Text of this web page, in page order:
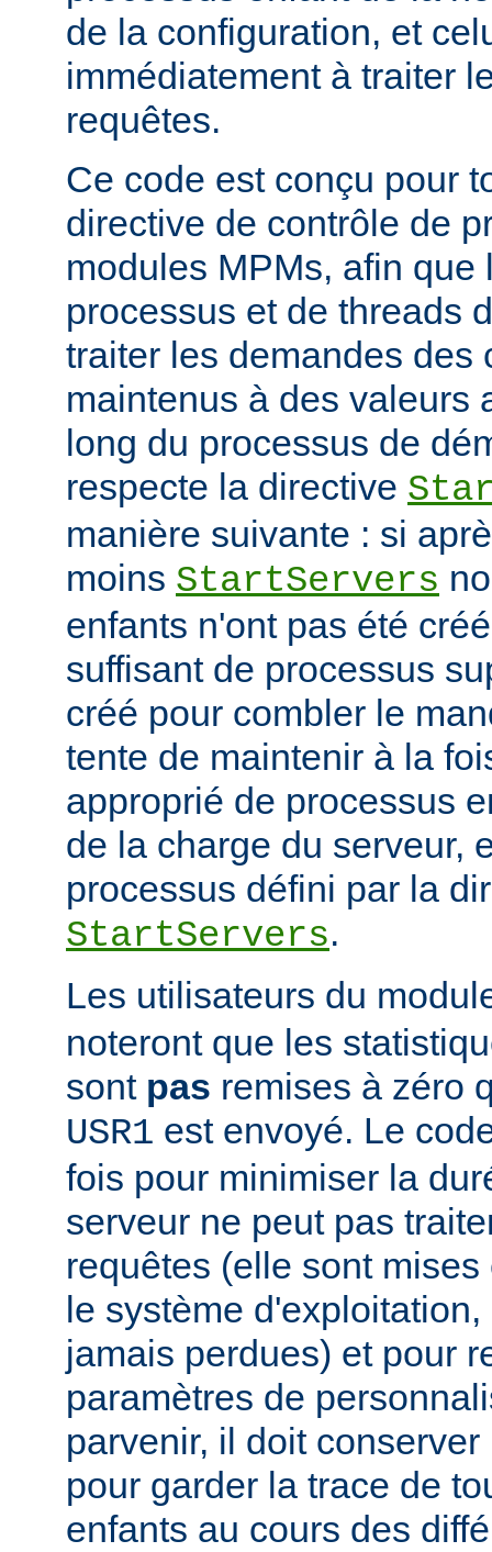
de la configuration, et
immédiatement à traiter
requêtes.
Ce code est conçu pour
directive de contrôle de
modules MPMs, afin que
processus et de threads
traiter les demandes des
maintenus à des valeurs
long du processus de
respecte la directive
manière suivante : si
moins StartServers
enfants n'ont pas été
suffisant de processus
créé pour combler le
tente de maintenir à la
approprié de processus
de la charge du serveur,
processus défini par la
StartServers.
Les utilisateurs du
noteront que les
sont pas remises à zéro
USR1 est envoyé. Le
fois pour minimiser la
serveur ne peut pas
requêtes (elle sont
le système
jamais perdues) et pour
paramètres de
parvenir, il doit
pour garder la trace de
enfants au cours des